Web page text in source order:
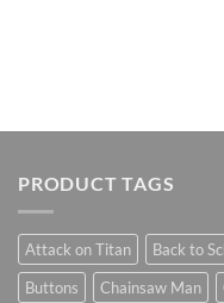
PRODUCT TAGS
Attack on Titan Back to
Buttons
Chainsaw Man